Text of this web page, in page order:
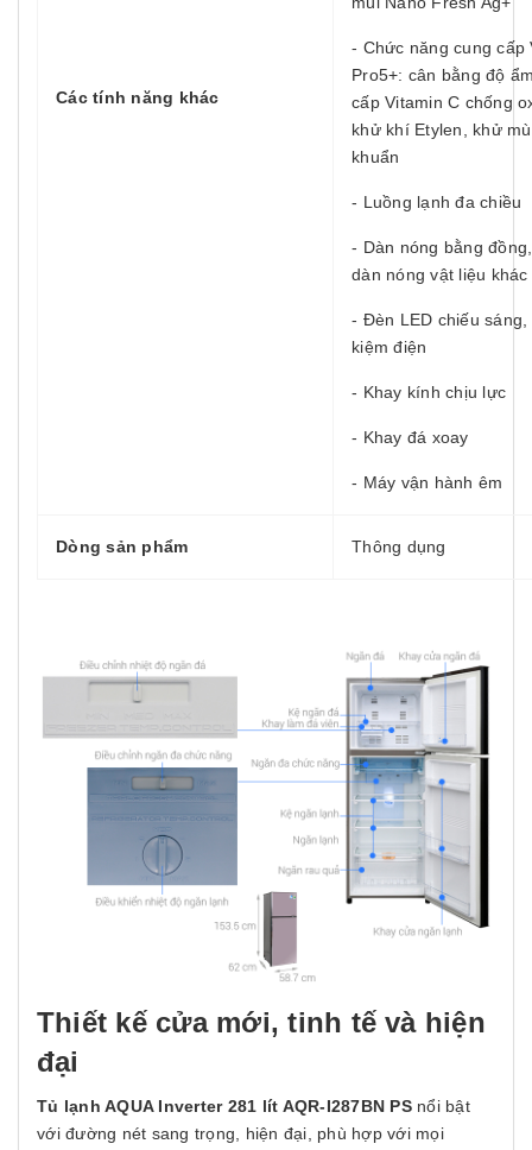
Các tính năng khác
- Chức năng cung cấp
Pro5+: cân bằng độ
cấp Vitamin C chống
khử khí Etylen, khử
khuẩn
- Luồng lạnh đa chiều
- Dàn nóng bằng
dàn nóng vật liệu khác
- Đèn LED chiếu sáng,
kiệm điện
- Khay kính chịu lực
- Khay đá xoay
- Máy vận hành êm
Dòng sản phẩm Thông dụng
Thiết kế cửa mới, tinh tế và hiện
đại
Tủ lạnh AQUA Inverter 281 lít AQR-I287BN PSnổi bật
với đường nét sang trọng, hiện đại, phù hợp với mọi